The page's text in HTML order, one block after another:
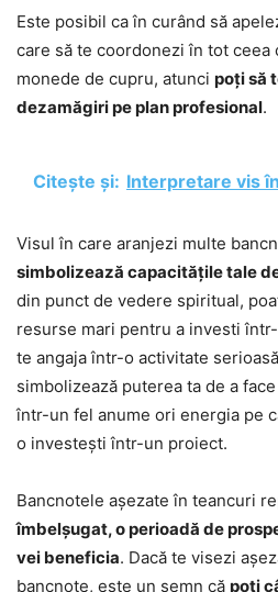
Este posibil ca în curând să
care să te coordonezi în tot ceea
monede de cupru, atunci poți să
dezamăgiri pe plan profesional.
Citește și: Interpretare vis
Visul în care aranjezi multe
simbolizează capacitățile tale
din punct de vedere spiritual,
resurse mari pentru a investi
te angaja într-o activitate
simbolizează puterea ta de a
într-un fel anume ori energia pe
o investești într-un proiect.
Bancnotele așezate în teancuri
îmbelșugat, o perioadă de
vei beneficia. Dacă te visezi
bancnote, este un semn că poți